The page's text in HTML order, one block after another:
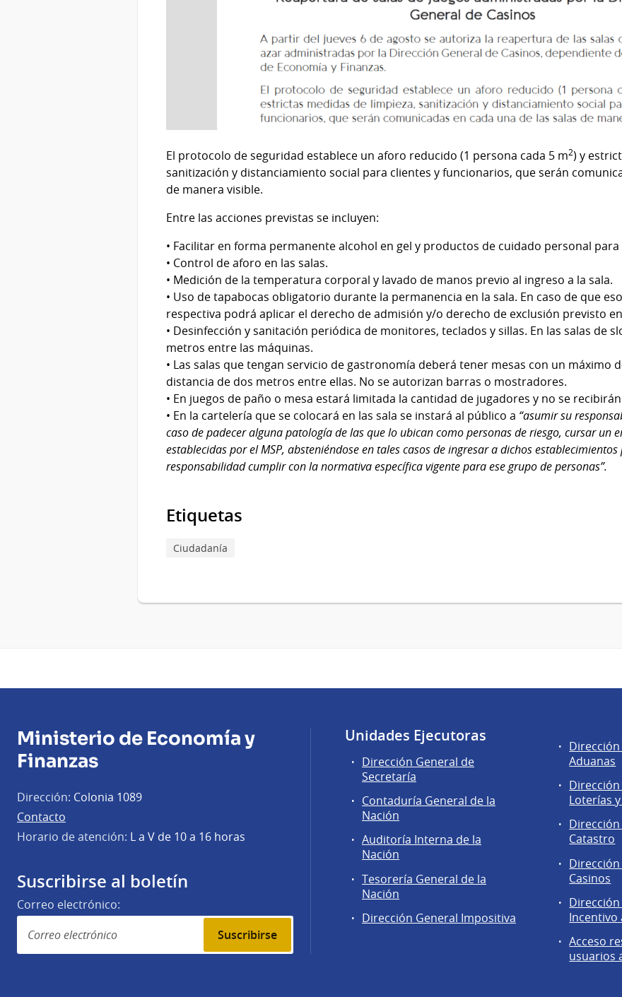
El protocolo de seguridad establece un aforo reducido (1 persona cada 5 m2) y
sanitización y distanciamiento social para clientes y funcionarios, que serán
de manera visible.
Entre las acciones previstas se incluyen:
• Facilitar en forma permanente alcohol en gel y productos de cuidado personal
• Control de aforo en las salas.
• Medición de la temperatura corporal y lavado de manos previo al ingreso a la sala.
• Uso de tapabocas obligatorio durante la permanencia en la sala. En caso de que
respectiva podrá aplicar el derecho de admisión y/o derecho de exclusión previsto
• Desinfección y sanitación periódica de monitores, teclados y sillas. En las salas de
metros entre las máquinas.
• Las salas que tengan servicio de gastronomía deberá tener mesas con un máximo
distancia de dos metros entre ellas. No se autorizan barras o mostradores.
• En juegos de paño o mesa estará limitada la cantidad de jugadores y no se
• En la cartelería que se colocará en las sala se instará al público a “asumir su
caso de padecer alguna patología de las que lo ubican como personas de riesgo, cursar un
establecidas por el MSP, absteniéndose en tales casos de ingresar a dichos
responsabilidad cumplir con la normativa específica vigente para ese grupo de personas”.
Etiquetas
Ciudadanía
Ministerio de Economía y
Finanzas
Dirección: Colonia 1089
Contacto
Horario de atención: L a V de 10 a 16 horas
Suscribirse al boletín
Correo electrónico:
Suscribirse
Unidades Ejecutoras
Dirección General de
Secretaría
Contaduría General de la
Nación
Auditoría Interna de la
Nación
Tesorería General de la
Nación
Dirección General Impositiva
Áreas
de
Dirección
General
de
Secretaría
Aduanas
Loterías
Catastro
Casinos
Incentivo
Acceso
usuarios